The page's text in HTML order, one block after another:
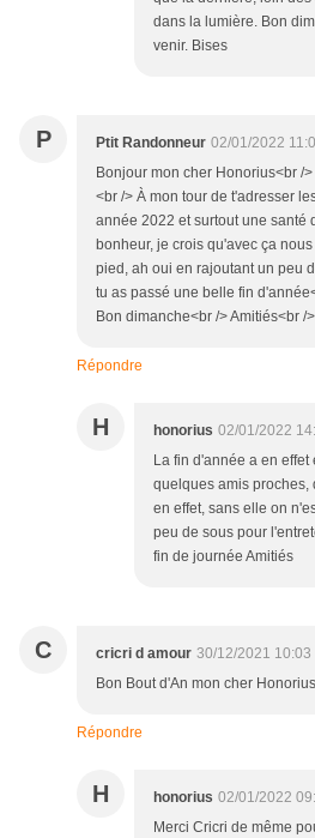
dans la lumière. Bon
venir. Bises
P Ptit Randonneur 02/01/2022
Bonjour mon cher Honorius<br /
<br /> À mon tour de t'adresser
année 2022 et surtout une santé
bonheur, je crois qu'avec ça
pied, ah oui en rajoutant un peu
tu as passé une belle fin
Bon dimanche<br /> Amitiés<br /
Répondre
H honorius 02/01/2022
La fin d'année a en
quelques amis proches,
en effet, sans elle on
peu de sous pour
fin de journée Amitiés
C cricri d amour 30/12/2021 10:03
Bon Bout d'An mon cher
Répondre
H honorius 02/01/2022
Merci Cricri de même